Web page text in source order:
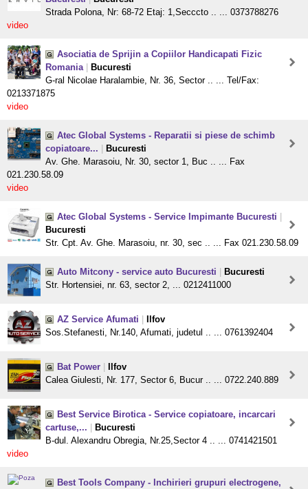
Strada Polona, Nr: 68-72 Etaj: 1,Secccto .. ... 0373788276
video
Asociatia de Sprijin a Copiilor Handicapati Fizic
Romania
Bucuresti
G-ral Nicolae Haralambie, Nr. 36, Sector .. ... Tel/Fax:
0213371875
video
Atec Global Systems - Reparatii si piese de schimb
copiatoare...
Bucuresti
Av. Ghe. Marasoiu, Nr. 30, sector 1, Buc .. ... Fax
021.230.58.09
video
Atec Global Systems - Service Impimante Bucuresti
Bucuresti
Str. Cpt. Av. Ghe. Marasoiu, nr. 30, sec .. ... Fax 021.230.58.09
Auto Mitcony - service auto Bucuresti
Bucuresti
Str. Hortensiei, nr. 63, sector 2, ... 0212411000
AZ Service Afumati
Ilfov
Sos.Stefanesti, Nr.140, Afumati, judetul .. ... 0761392404
Bat Power
Ilfov
Calea Giulesti, Nr. 177, Sector 6, Bucur .. ... 0722.240.889
Best Service Birotica - Service copiatoare, incarcari
cartuse,...
Bucuresti
B-dul. Alexandru Obregia, Nr.25,Sector 4 .. ... 0741421501
video
Best Tools Company - Inchirieri grupuri electrogene,